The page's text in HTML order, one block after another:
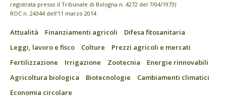
registrata presso il Tribunale di Bologna n. 4272 del 7/04/1973)
ROC n. 24344 dell’11 marzo 2014
Attualità Finanziamenti agricoli
Difesa fitosanitaria
Leggi, lavoro e fisco
Colture
Prezzi agricoli e mercati
Fertilizzazione
Irrigazione Zootecnia
Energie rinnovabili
Agricoltura biologica
Biotecnologie
Cambiamenti climatici
Economia circolare